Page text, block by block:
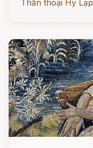
Thần thoại Hy Lạp